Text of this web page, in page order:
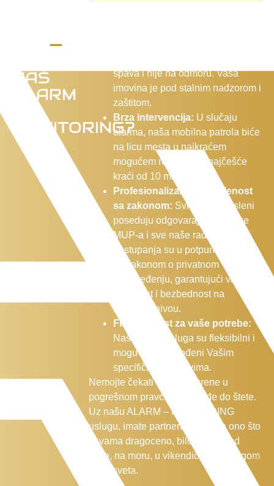
ZAŠTO
NAŠ
ALARM
MONITORING?
spava i nije na odmoru. Vaša
imovina je pod stalnim nadzorom i
zaštitom.
Brza intervencija: U slučaju
alarma, naša mobilna patrola biće
na licu mesta u najkraćem
mogućem roku koji je najčešće
kraći od 10 minuta.
Profesionalizam i usklađenost
sa zakonom: Svi naši zaposleni
poseduju odgovarajuće licence
MUP-a i sve naše radnje i
postupanja su u potpunom skladu
sa zakonom o privatnom
obezbeđenju, garantujući vam
legalnost i bezbednost na
najvišem nivou.
Fleksibilnost za vaše potrebe:
Naši paketi usluga su fleksibilni i
mogu biti prilagođeni Vašim
specifičnim zahtevima.
Nemojte čekati da nešto krene u
pogrešnom pravcu ili da dođe do štete.
Uz našu ALARM – MONITORING
uslugu, imate partnera koji čuva ono što
je vama dragoceno, bilo da ste kod
kuće, na moru, u vikendici ili na drugom
kraju sveta.